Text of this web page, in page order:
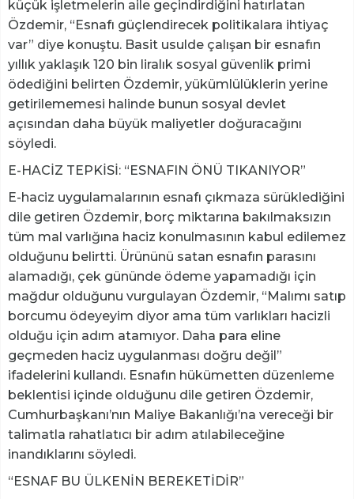
küçük işletmelerin aile geçindirdiğini hatırlatan
Özdemir, “Esnafı güçlendirecek politikalara ihtiyaç
var” diye konuştu. Basit usulde çalışan bir esnafın
yıllık yaklaşık 120 bin liralık sosyal güvenlik primi
ödediğini belirten Özdemir, yükümlülüklerin yerine
getirilememesi halinde bunun sosyal devlet
açısından daha büyük maliyetler doğuracağını
söyledi.
E-HACİZ TEPKİSİ: “ESNAFIN ÖNÜ TIKANIYOR”
E-haciz uygulamalarının esnafı çıkmaza sürüklediğini
dile getiren Özdemir, borç miktarına bakılmaksızın
tüm mal varlığına haciz konulmasının kabul edilemez
olduğunu belirtti. Ürününü satan esnafın parasını
alamadığı, çek gününde ödeme yapamadığı için
mağdur olduğunu vurgulayan Özdemir, “Malımı satıp
borcumu ödeyeyim diyor ama tüm varlıkları hacizli
olduğu için adım atamıyor. Daha para eline
geçmeden haciz uygulanması doğru değil”
ifadelerini kullandı. Esnafın hükümetten düzenleme
beklentisi içinde olduğunu dile getiren Özdemir,
Cumhurbaşkanı’nın Maliye Bakanlığı’na vereceği bir
talimatla rahatlatıcı bir adım atılabileceğine
inandıklarını söyledi.
“ESNAF BU ÜLKENİN BEREKETİDİR”